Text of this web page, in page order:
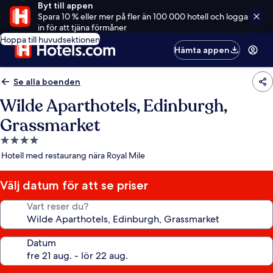
Byt till appen
Spara 10 % eller mer på fler än 100 000 hotell och logga
in för att tjäna förmåner
Hoppa till huvudsektionen
Hämta appen
Se alla boenden
Wilde Aparthotels, Edinburgh,
Grassmarket
4.0-
stjärnigt
Hotell med restaurang nära Royal Mile
Välj datum för att se priser
Vart reser du?
Datum